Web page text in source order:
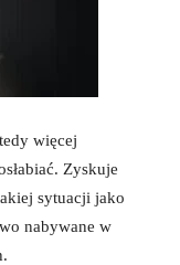
więcej
Zyskuje
sytuacji jako
nabywane w